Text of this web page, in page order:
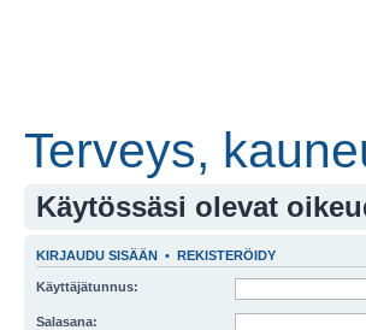
Terveys,
Käytössäsi olevat
KIRJAUDU SISÄÄN • REKISTERÖIDY
Käyttäjätunnus:
Salasana: